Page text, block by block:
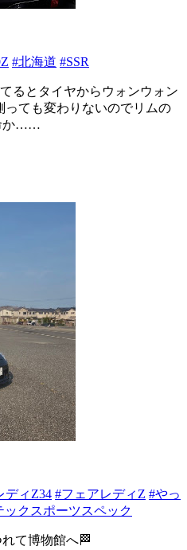
#北海道 #SSR
るとタイヤからウォンウォン
ても変わりないのでリムの
か……
ディZ34 #フェアレディZ #やっ
ックスポーツスペック
て博物館へ🏁